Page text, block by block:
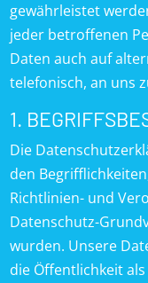
gewährleistet
jeder betroffenen
Daten auch auf
telefonisch, an uns
1.
Die
den
Richtlinien- und
Datenschutz-
wurden. Unsere
die Öffentlichkeit